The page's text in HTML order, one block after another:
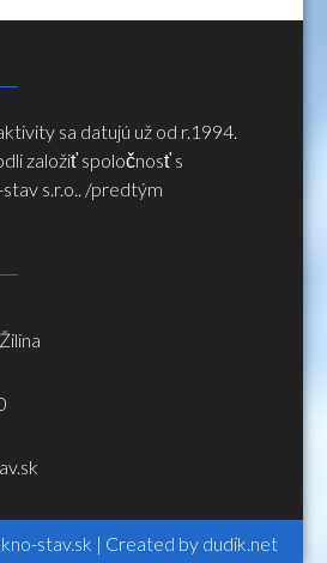
sa datujú už od r.1994.
založiť spoločnosť s
s.r.o.. /predtým
stav.sk | Created by dudik.net